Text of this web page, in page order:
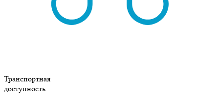
Транспортная
доступность